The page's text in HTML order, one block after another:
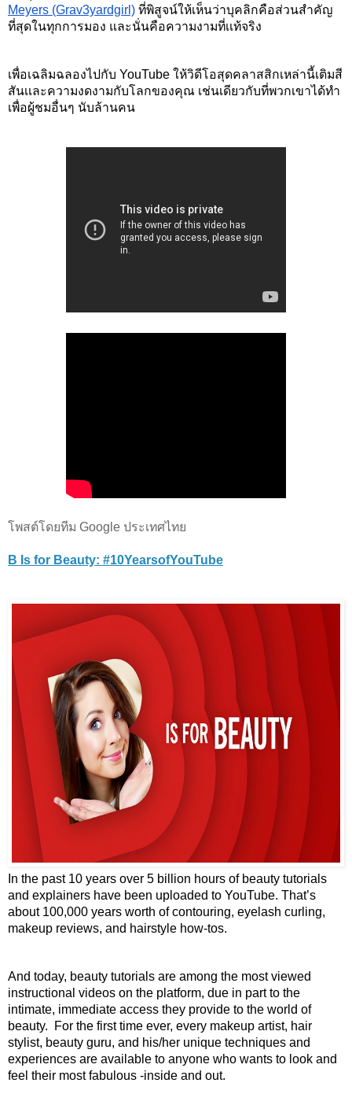
Meyers (Grav3yardgirl) ที่พิสูจน์ให้เห็นว่าบุคลิกคือส่วนสำคัญ
ที่สุดในทุกการมอง และนั่นคือความงามที่เเท้จริง
เพื่อเฉลิมฉลองไปกับ YouTube ให้วิดีโอสุดคลาสสิกเหล่านี้เติมสี
สันเเละความงดงามกับโลกของคุณ เช่นเดียวกับที่พวกเขาได้ทำ
เพื่อผู้ชมอื่นๆ นับล้านคน
โพสต์โดยทีม Google ประเทศไทย
B Is for Beauty: #10YearsofYouTube
In the past 10 years over 5 billion hours of beauty tutorials
and explainers have been uploaded to YouTube. That’s
about 100,000 years worth of contouring, eyelash curling,
makeup reviews, and hairstyle how-tos.
And today, beauty tutorials are among the most viewed
instructional videos on the platform, due in part to the
intimate, immediate access they provide to the world of
beauty.  For the first time ever, every makeup artist, hair
stylist, beauty guru, and his/her unique techniques and
experiences are available to anyone who wants to look and
feel their most fabulous -inside and out.